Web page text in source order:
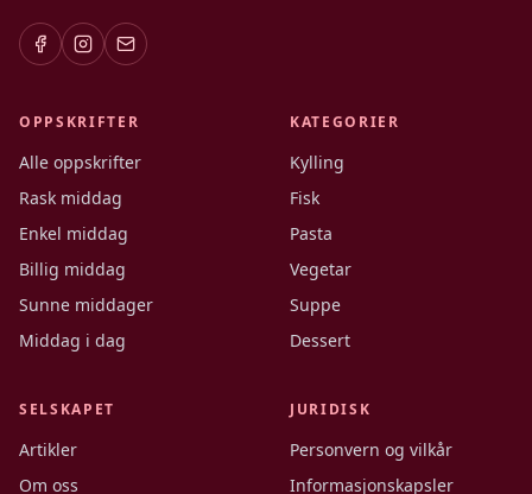
OPPSKRIFTER
Alle oppskrifter
Rask middag
Enkel middag
Billig middag
Sunne middager
Middag i dag
KATEGORIER
Kylling
Fisk
Pasta
Vegetar
Suppe
Dessert
SELSKAPET
Artikler
Om oss
JURIDISK
Personvern og vilkår
Informasjonskapsler